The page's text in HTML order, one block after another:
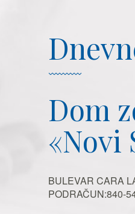
Dom
«Novi
BULEVAR CARA
PODRAČUN:840-